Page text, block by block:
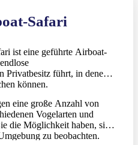
Safari
ist eine geführte Airboat-
Privatbesitz führt, in denen
können.
eine große Anzahl von
Vogelarten und
die Möglichkeit haben, sie
zu beobachten.